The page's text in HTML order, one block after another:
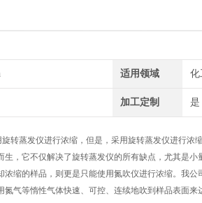
适用领域 化
加工定制 是
旋转蒸发仪进行浓缩，但是，采用旋转蒸发仪进行浓
，它不仅解决了旋转蒸发仪的所有缺点，尤其是
浓缩的样品，则更是只能使用氮吹仪进行浓缩。我
气等惰性气体快速、可控、连续地吹到样品表面来